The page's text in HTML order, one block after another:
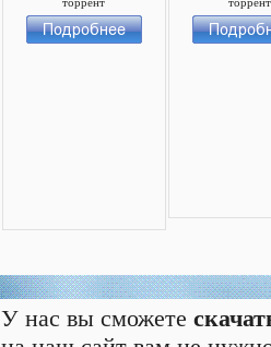
У нас вы сможете